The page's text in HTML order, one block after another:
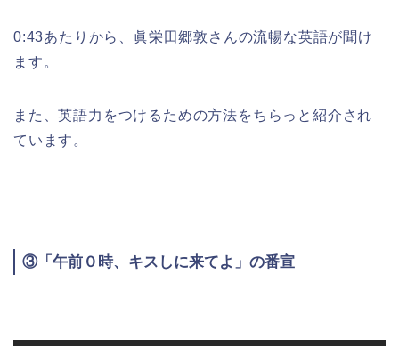
0:43あたりから、眞栄田郷敦さんの流暢な英語が聞け
ます。
また、英語力をつけるための方法をちらっと紹介され
ています。
③「午前０時、キスしに来てよ」の番宣